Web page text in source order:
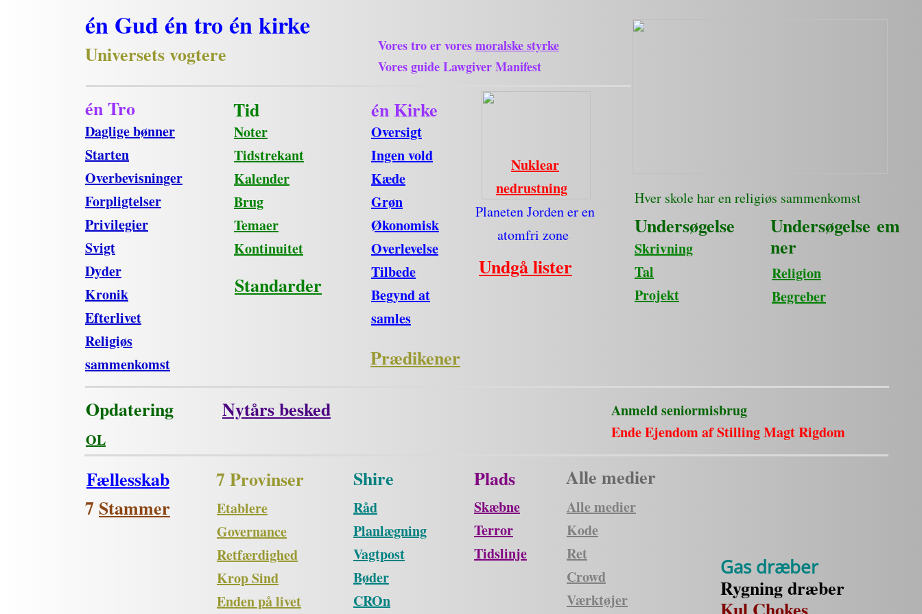
Plads
Hver skole har en religiøs sammenkomst
Prædikener
Undgå lister
Undersøgelse em
ner
én Tro Tid
Nytårs besked Anmeld seniormisbrug
Råd
Planlægning
Vagtpost
Bøder
CROn
7 Provinser
Religion
Begreber
Skæbne
Terror
Tidslinje
én Gud én tro én kirke
Universets vogtere
Nuklear
nedrustning
Planeten Jorden er en
atomfri zone
Vores tro er voresmoralske styrke
Vores guide Lawgiver Manifest
Gas dræber
Rygning dræber
Alle medier
én Kirke
Shire
Ende Ejendom af Stilling Magt Rigdom
Etablere
Governance
Retfærdighed
Krop Sind
Enden på livet
OL
Standarder
7 Stammer
Undersøgelse
Opdatering
Oversigt
Ingen vold
Kæde
Grøn
Økonomisk
Overlevelse
Tilbede
Begynd at
samles
Daglige bønner
Starten
Overbevisninger
Forpligtelser
Privilegier
Svigt
Dyder
Kronik
Efterlivet
Religiøs
sammenkomst
Skrivning
Tal
Projekt
Fællesskab
Alle medier
Kode
Ret
Crowd
Værktøjer
Noter
Tidstrekant
Kalender
Brug
Temaer
Kontinuitet